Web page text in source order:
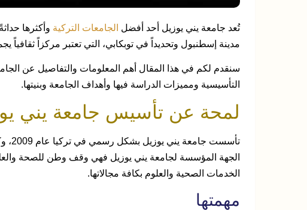
تُعد جامعة يني يوزيل أحد أفضل الجامعات التركية وأكثرها
مدينة إسطنبول وتحديداً في توبكابي، التي تعتبر مركزاً ثقافياً
سنقدم لكم في هذا المقال أهم المعلومات والتفاصيل عن
التأسيسية ومميزات الدراسة فيها وأهداف الجامعة وبنيتها.
لمحة عن تأسيس جامعة يني
الجهة المؤسسة لجامعة يني يوزيل فهي وقف وطن للصحة
الخدمات الصحية والعلوم بكافة مجالاتها.
مهمتها